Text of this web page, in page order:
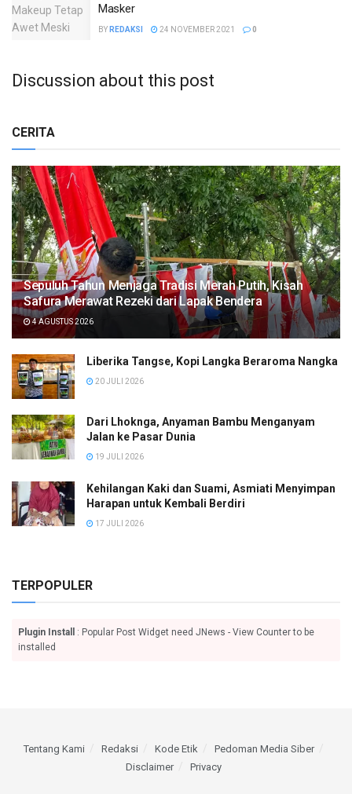
Masker
BY REDAKSI 24 NOVEMBER 2021 0
Discussion about this post
CERITA
Sepuluh Tahun Menjaga Tradisi Merah Putih, Kisah
Safura Merawat Rezeki dari Lapak Bendera
4 AGUSTUS 2026
Liberika Tangse, Kopi Langka Beraroma Nangka
20 JULI 2026
Dari Lhoknga, Anyaman Bambu Menganyam
Jalan ke Pasar Dunia
19 JULI 2026
Kehilangan Kaki dan Suami, Asmiati Menyimpan
Harapan untuk Kembali Berdiri
17 JULI 2026
TERPOPULER
Plugin Install
: Popular Post Widget need JNews - View Counter to be
installed
Tentang Kami Redaksi Kode Etik
Pedoman Media Siber
Disclaimer
Privacy